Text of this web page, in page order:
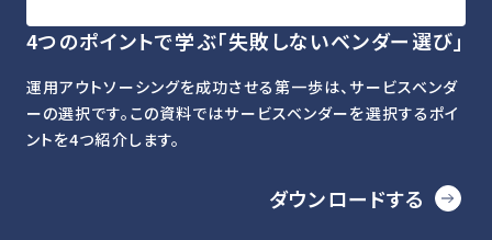
4つのポイントで学ぶ「失敗しないベンダー選び」
運用アウトソーシングを成功させる第一歩は、サービスベンダ
ーの選択です。この資料ではサービスベンダーを選択するポイ
ントを4つ紹介します。
ダウンロードする